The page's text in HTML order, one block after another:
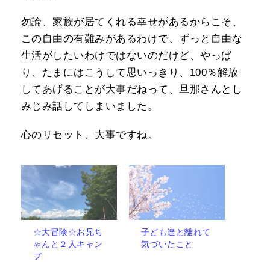
勿論、家族が居てくれる幸せがあるからこそ、
この自由の有難みがあるわけで、ずっと自由な
生活がしたいわけではないのだけど、やっば
り、たまにはこうして思いっきり、100％解放
してあげることが大事だねって、旦那さんとし
みじみ話してしまいました。
心のリセット、大事ですね。
☆大冒険☆お兄ち
ゃんと２人キャン
プ
子ども達と離れて
気づいたこと